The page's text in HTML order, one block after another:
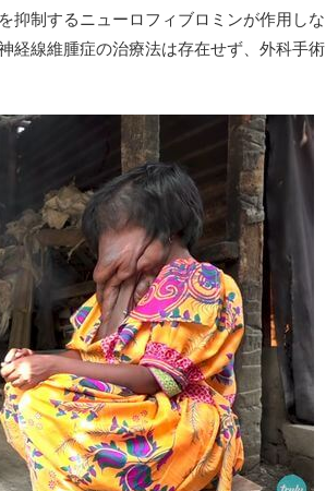
抑制するニューロフィブロミンが作用しな
経線維腫症の治療法は存在せず、外科手術